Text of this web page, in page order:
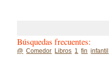
Búsquedas frecuentes:
@ Comedor Libros 1 fin infantil